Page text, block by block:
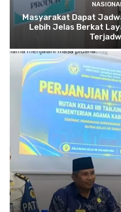
Masyarakat Dapat
Lebih Jelas Berkat